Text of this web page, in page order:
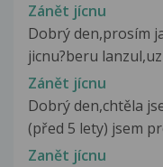
Zánět jícnu
Dobrý den,prosím
jicnu?beru
Zánět jícnu
Dobrý den,chtěla
(před 5 lety) jsem
Zanět jícnu